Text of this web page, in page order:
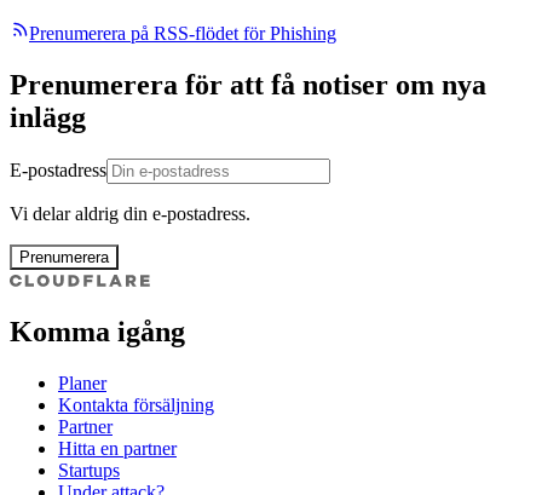
Prenumerera på RSS-flödet för Phishing
Prenumerera för att få notiser om nya
inlägg
E-postadress
Vi delar aldrig din e-postadress.
Prenumerera
Komma igång
Planer
Kontakta försäljning
Partner
Hitta en partner
Startups